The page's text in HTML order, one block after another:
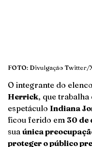
FOTO: Divulgação Twitter/
O integrante do
Herrick, que trabalha
espetáculo Indiana
ficou ferido em 30 de
sua única
proteger o público